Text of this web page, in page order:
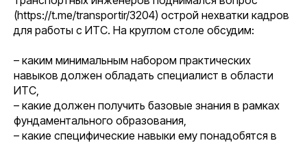
(https://t.me/transportir/3204) острой нехватки кадров
для работы с ИТС. На круглом столе обсудим:
– каким минимальным набором практических
навыков должен обладать специалист в области
ИТС,
– какие должен получить базовые знания в рамках
фундаментального образования,
– какие специфические навыки ему понадобятся в